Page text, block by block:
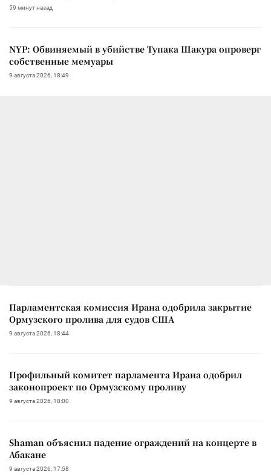
59 минут назад
NYP: Обвиняемый в убийстве Тупака Шакура опроверг
собственные мемуары
9 августа 2026, 18:49
Парламентская комиссия Ирана одобрила закрытие
Ормузского пролива для судов США
9 августа 2026, 18:44
Профильный комитет парламента Ирана одобрил
законопроект по Ормузскому проливу
9 августа 2026, 18:00
Shaman объяснил падение ограждений на концерте в
Абакане
9 августа 2026, 17:58